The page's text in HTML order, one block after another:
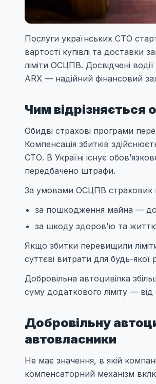
Послуги українських СТО
вартості купівлі та
ліміти ОСЦПВ. Досвідчені
ARX — надійний фінансовий
Чим відрізняється
Обидві страхові програми
Компенсація збитків
СТО. В Україні існує
передбачено штрафи.
За умовами ОСЦПВ страховик
за пошкодження майна — до
за шкоду здоров’ю та
Якщо збитки перевищили
суттєві витрати для будь-якої
Добровільна автоцивілка
суму додаткового ліміту —
Добровільну
автовласники
Не має значення, в якій
компенсаторний механізм